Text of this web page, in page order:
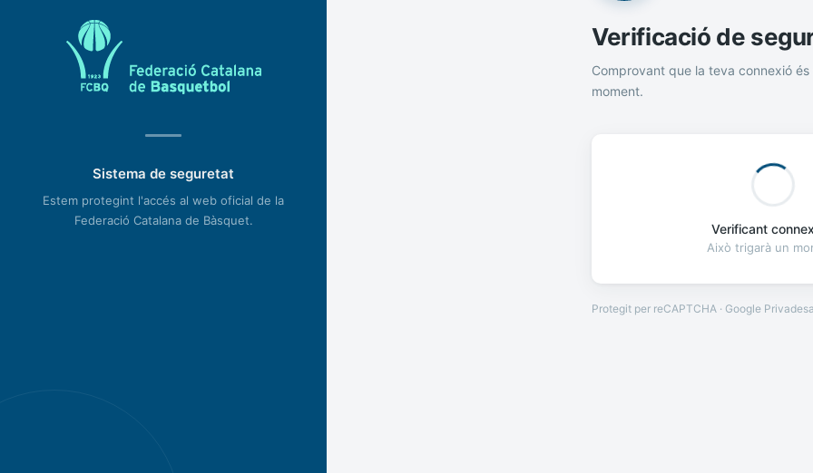
Sistema de seguretat
Estem protegint l'accés al web oficial de la
Federació Catalana de Bàsquet.
Verificació de
Comprovant que la teva connexió és
moment.
Verificant
Això trigarà un
Protegit per reCAPTCHA · Google Privadesa